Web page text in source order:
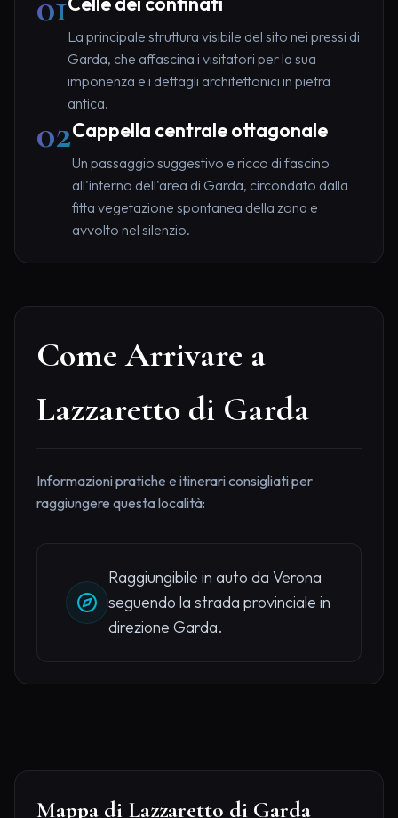
La principale struttura visibile del sito nei pressi di
Garda, che affascina i visitatori per la sua
imponenza e i dettagli architettonici in pietra
antica.
02Cappella centrale ottagonale
Un passaggio suggestivo e ricco di fascino
all'interno dell'area di Garda, circondato dalla
fitta vegetazione spontanea della zona e
avvolto nel silenzio.
Come Arrivare a
Lazzaretto di Garda
Informazioni pratiche e itinerari consigliati per
raggiungere questa località:
Raggiungibile in auto da Verona
seguendo la strada provinciale in
direzione Garda.
Mappa di Lazzaretto di Garda